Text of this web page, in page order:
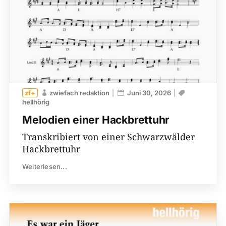
Melodien einer Hackbrettuhr
zwiefach redaktion
Juni 30, 2026
hellhörig
Transkribiert von einer Schwarzwälder
Hackbrettuhr
Weiterlesen...